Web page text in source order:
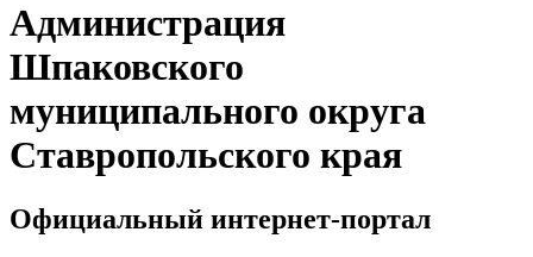
Администрация
Шпаковского
муниципального округа
Ставропольского края
Официальный интернет-портал